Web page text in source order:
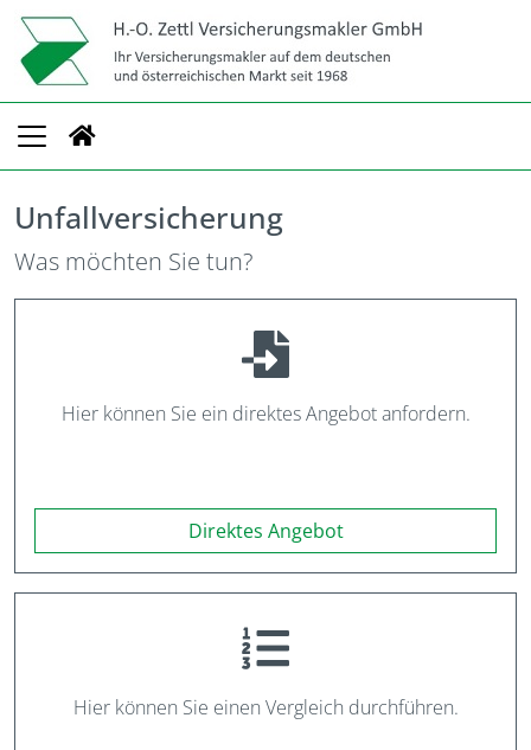
Unfallversicherung
Was möchten Sie tun?
Hier können Sie ein direktes Angebot anfordern.
Direktes Angebot
Hier können Sie einen Vergleich durchführen.